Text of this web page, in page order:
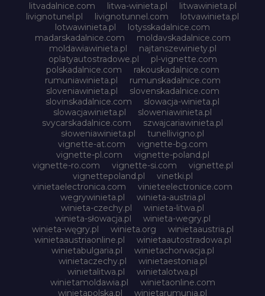
litvadalnice.com
litwa-winieta.pl
litwawinieta.pl
livignotunel.pl
livignotunnel.com
lotvawinieta.pl
lotwawinieta.pl
lotysskadalnice.com
madarskadalnice.com
moldavskadalnice.com
moldawiawinieta.pl
najtanszewiniety.pl
oplatyautostradowe.pl
pl-vignette.com
polskadalnice.com
rakouskadalnice.com
rumuniawinieta.pl
rumunskadalnice.com
sloveniawinieta.pl
slovenskadalnice.com
slovinskadalnice.com
slowacja-winieta.pl
slowacjawinieta.pl
sloweniawinieta.pl
svycarskadalnice.com
szwajcariawinieta.pl
słoweniawinieta.pl
tunellivigno.pl
vignette-at.com
vignette-bg.com
vignette-pl.com
vignette-poland.pl
vignette-ro.com
vignette-si.com
vignette.pl
vignettepoland.pl
vinetki.pl
vinietaelectronica.com
vinieteelectronice.com
wegrywinieta.pl
winieta-austria.pl
winieta-czechy.pl
winieta-litwa.pl
winieta-słowacja.pl
winieta-wegry.pl
winieta-węgry.pl
winieta.org
winietaaustria.pl
winietaaustriaonline.pl
winietaautostradowa.pl
winietabulgaria.pl
winietachorwacja.pl
winietaczechy.pl
winietaestonia.pl
winietalitwa.pl
winietalotwa.pl
winietamoldawia.pl
winietaonline.com
winietapolska.pl
winietarumunia.pl